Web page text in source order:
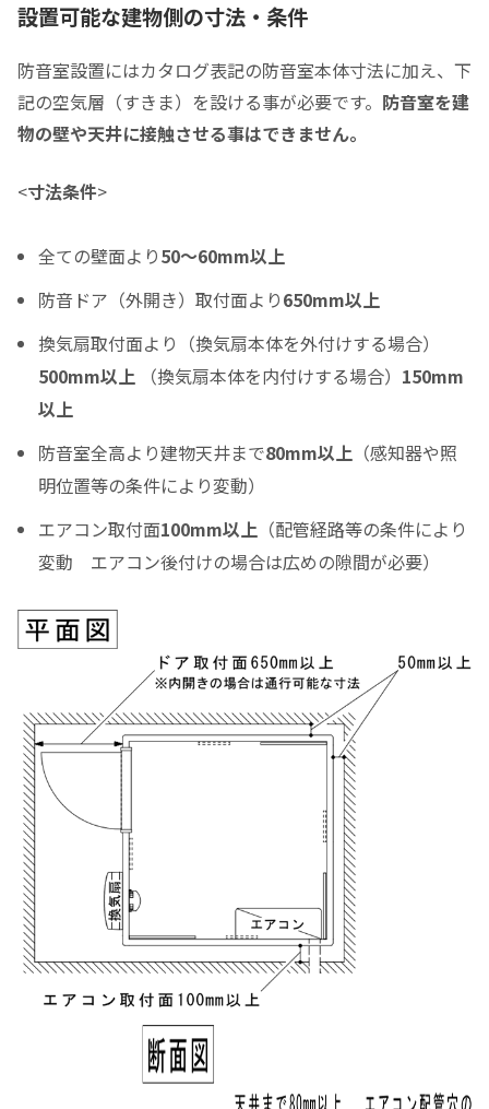
0 0
クレジットご利用金額
分割支払回数
ボーナス月の加算金額
0
ボーナス月の加算（上乗せ）金額をスライドして下さい（1万円単位）
シュミレーション結果
月々のお支払金額
（初回月のみ）お支払金額
実質年率%
Please enter the security code
5 + 8 =
設置可能な建物側の寸法・条件
防音室設置にはカタログ表記の防音室本体寸法に加え、下
記の空気層（すきま）を設ける事が必要です。 防音室を建
物の壁や天井に接触させる事はできません。
<寸法条件>
全ての壁面より50～60mm以上
防音ドア（外開き）取付面より650mm以上
換気扇取付面より（換気扇本体を外付けする場合）
500mm以上 （換気扇本体を内付けする場合） 150mm
以上
防音室全高より建物天井まで80mm以上 （感知器や照
明位置等の条件により変動）
エアコン取付面100mm以上 （配管経路等の条件により
変動 エアコン後付けの場合は広めの隙間が必要）